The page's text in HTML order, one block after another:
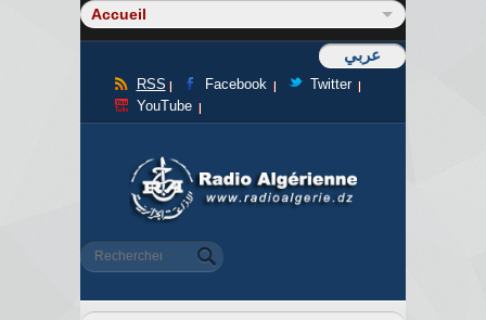
عربي
RSS Facebook
Twitter
YouTube
Formulaire de recherche
Rechercher